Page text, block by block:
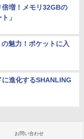
増！メモリ32GBの
」
魅力！ポケットに入
進化するSHANLING
お問い合わせ